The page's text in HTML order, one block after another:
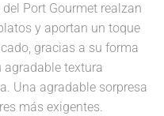
Port Gourmet realzan
y aportan un toque
gracias a su forma
textura
Una agradable sorpresa
más exigentes.